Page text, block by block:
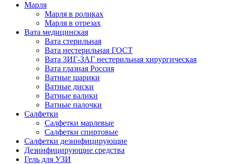
Марля
Марля в роликах
Марля в отрезах
Вата медицинская
Вата стерильная
Вата нестерильная ГОСТ
Вата ЗИГ-ЗАГ нестерильная хирургическая
Вата глазная Россия
Ватные шарики
Ватные диски
Ватные валики
Ватные палочки
Салфетки
Салфетки марлевые
Салфетки спиртовые
Салфетки дезинфицирующие
Дезинфицирующие средства
Гель для УЗИ